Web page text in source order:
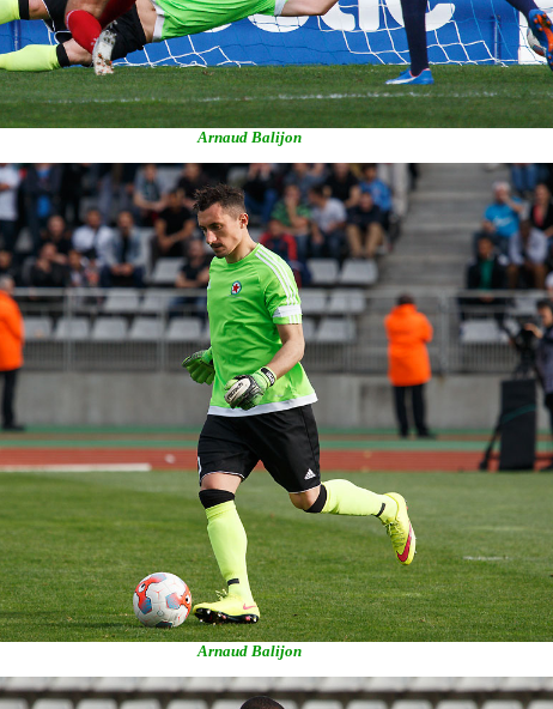
Arnaud Balijon
Arnaud Balijon